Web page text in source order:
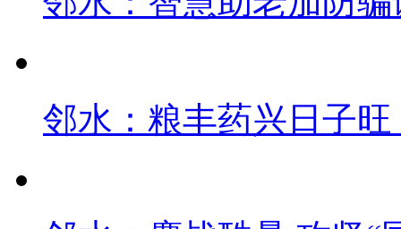
邻水：粮丰药兴日子